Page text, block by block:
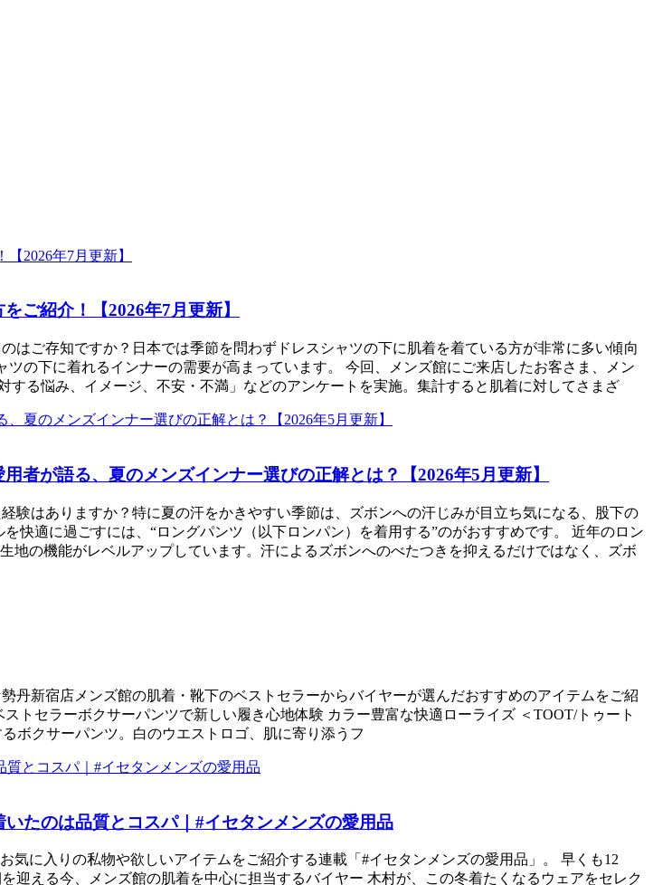
ご紹介！【2026年7月更新】
はご存知ですか？日本では季節を問わずドレスシャツの下に肌着を着ている方が非常に多い傾向
の下に着れるインナーの需要が高まっています。 今回、メンズ館にご来店したお客さま、メン
する悩み、イメージ、不安・不満」などのアンケートを実施。集計すると肌着に対してさまざ
者が語る、夏のメンズインナー選びの正解とは？【2026年5月更新】
験はありますか？特に夏の汗をかきやすい季節は、ズボンへの汗じみが目立ち気になる、股下の
快適に過ごすには、“ロングパンツ（以下ロンパン）を着用する”のがおすすめです。 近年のロン
地の機能がレベルアップしています。汗によるズボンへのべたつきを抑えるだけではなく、ズボ
丹新宿店メンズ館の肌着・靴下のベストセラーからバイヤーが選んだおすすめのアイテムをご紹
トセラーボクサーパンツで新しい履き心地体験 カラー豊富な快適ローライズ ＜TOOT/トゥート
ボクサーパンツ。白のウエストロゴ、肌に寄り添うフ
たのは品質とコスパ｜#イセタンメンズの愛用品
に入りの私物や欲しいアイテムをご紹介する連載「#イセタンメンズの愛用品」。 早くも12
迎える今、メンズ館の肌着を中心に担当するバイヤー 木村が、この冬着たくなるウェアをセレク